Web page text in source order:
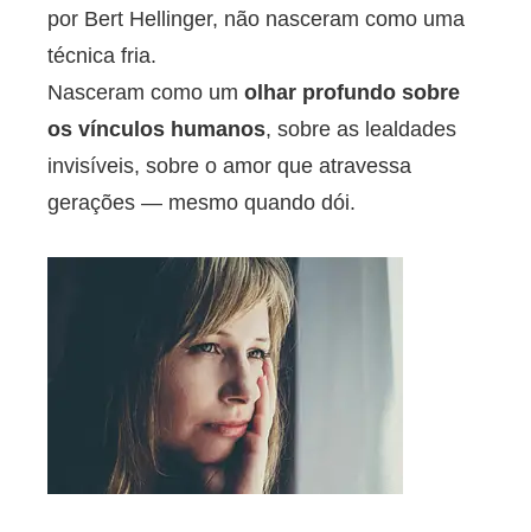
por Bert Hellinger, não nasceram como uma
técnica fria.
Nasceram como um olhar profundo sobre
os vínculos humanos, sobre as lealdades
invisíveis, sobre o amor que atravessa
gerações — mesmo quando dói.